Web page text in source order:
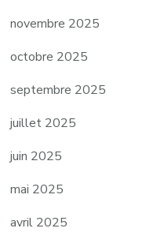
novembre 2025
octobre 2025
septembre 2025
juillet 2025
juin 2025
mai 2025
avril 2025